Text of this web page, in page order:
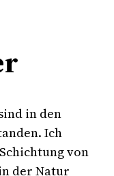
in den
Ich
von
der Natur